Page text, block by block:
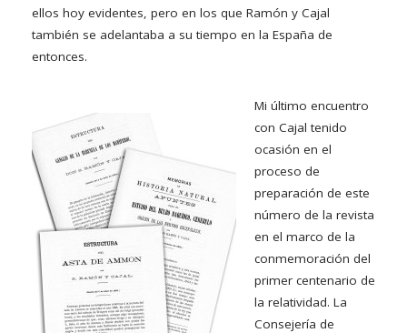
ellos hoy evidentes, pero en los que Ramón y Cajal
también se adelantaba a su tiempo en la España de
entonces.
Mi último encuentro
con Cajal tenido
ocasión en el
proceso de
preparación de este
número de la revista
en el marco de la
conmemoración del
primer centenario de
la relatividad. La
Consejería de